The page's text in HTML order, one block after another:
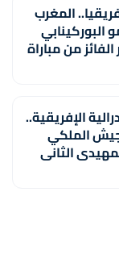
المغرب
البوركينابي
من مباراة
وميدينا
الإفريقية..
الملكي
الثاني